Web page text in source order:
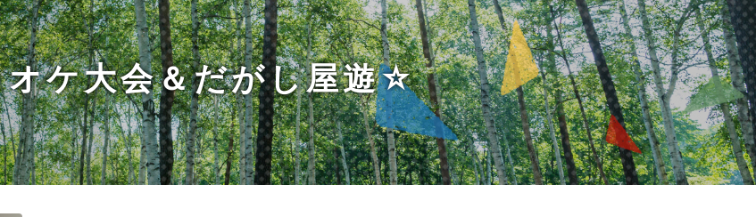
ケ大会＆だがし屋遊☆